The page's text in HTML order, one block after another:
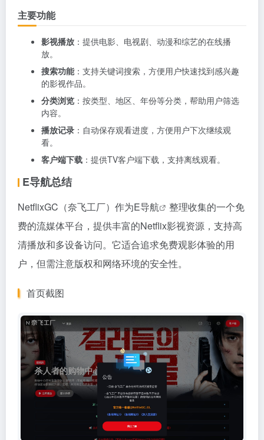
主要功能
影视播放 ：提供电影、电视剧、动漫和综艺的在线播
放。
搜索功能：支持关键词搜索，方便用户快速找到感兴趣
的影视作品。
分类浏览 ：按类型、地区、年份等分类，帮助用户筛选
内容。
播放记录 ：自动保存观看进度，方便用户下次继续观
看。
客户端下载 ：提供TV客户端下载，支持离线观看。
E导航总结
NetflixGC（奈飞工厂）作为E导航
整理收集的一个免
费的流媒体平台，提供丰富的Netflix影视资源，支持高
清播放和多设备访问。它适合追求免费观影体验的用
户，但需注意版权和网络环境的安全性。
首页截图